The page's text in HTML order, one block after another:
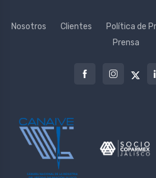
Nosotros Clientes Política de
Prensa